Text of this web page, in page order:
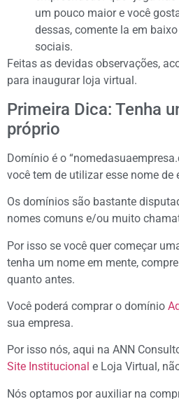
um pouco maior e você
dessas, comente la em
sociais.
Feitas as devidas observações,
para inaugurar loja virtual.
Primeira Dica: Tenha
próprio
Domínio é o
você tem de utilizar esse nome de
Os domínios são bastante
nomes comuns e/ou muito
Por isso se você quer começar
tenha um nome em mente,
quanto antes.
Você poderá comprar o domínio
sua empresa.
Por isso nós, aqui na ANN
Site Institucional e Loja Virtual,
Nós optamos por auxiliar na